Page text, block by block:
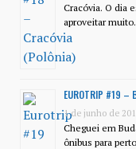
Cracóvia. O dia
aproveitar
EUROTRIP #19 –
1 de junho de
Cheguei em
ônibus para